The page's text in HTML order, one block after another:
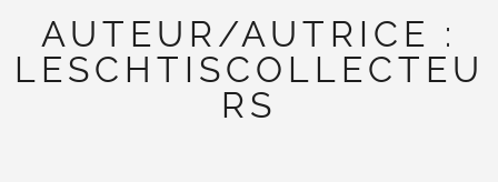
AUTEUR/AUTRICE :
LESCHTISCOLLECTEU
RS